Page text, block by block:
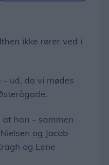
ikke rører ved i
ud, da vi mødes
at han - sammen
og Jacob
og Lene